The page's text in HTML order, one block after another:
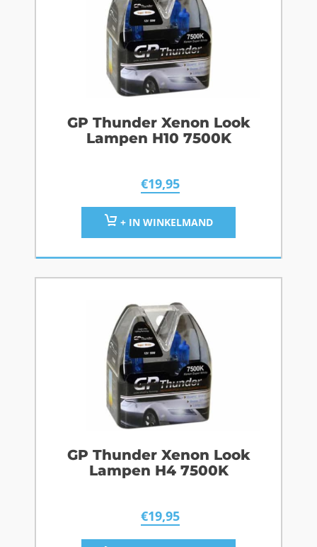
GP Thunder Xenon Look
Lampen H10 7500K
€19,95
+ IN WINKELMAND
GP Thunder Xenon Look
Lampen H4 7500K
€19,95